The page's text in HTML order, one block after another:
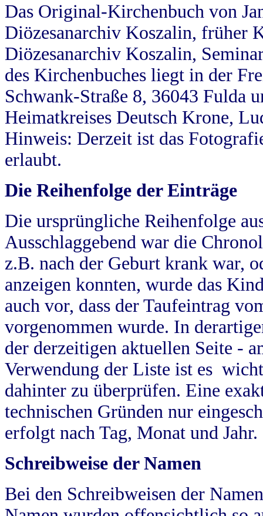
Das Original-Kirchenbuch von
Diözesanarchiv Koszalin, früher
Diözesanarchiv Koszalin,
des Kirchenbuches liegt in der
Schwank-Straße 8, 36043 Fulda
Heimatkreises Deutsch Krone,
Hinweis: Derzeit ist das
erlaubt.
Die Reihenfolge der Einträge
Die ursprüngliche Reihenfolge
Ausschlaggebend war die
z.B. nach der Geburt krank war,
anzeigen konnten, wurde das
auch vor, dass der Taufeintrag
vorgenommen wurde. In
der derzeitigen aktuellen Seite -
Verwendung der Liste ist es
dahinter zu überprüfen. Eine
technischen Gründen nur
erfolgt nach Tag, Monat und Jahr.
Schreibweise der Namen
Bei den Schreibweisen der